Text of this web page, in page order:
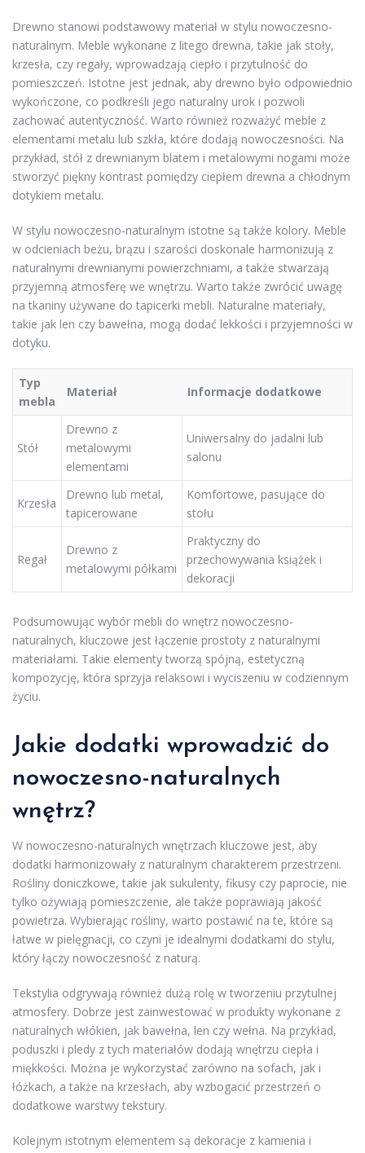
Drewno stanowi podstawowy materiał w stylu nowoczesno-
naturalnym. Meble wykonane z litego drewna, takie jak stoły,
krzesła, czy regały, wprowadzają ciepło i przytulność do
pomieszczeń. Istotne jest jednak, aby drewno było odpowiednio
wykończone, co podkreśli jego naturalny urok i pozwoli
zachować autentyczność. Warto również rozważyć meble z
elementami metalu lub szkła, które dodają nowoczesności. Na
przykład, stół z drewnianym blatem i metalowymi nogami może
stworzyć piękny kontrast pomiędzy ciepłem drewna a chłodnym
dotykiem metalu.
W stylu nowoczesno-naturalnym istotne są także kolory. Meble
w odcieniach beżu, brązu i szarości doskonale harmonizują z
naturalnymi drewnianymi powierzchniami, a także stwarzają
przyjemną atmosferę we wnętrzu. Warto także zwrócić uwagę
na tkaniny używane do tapicerki mebli. Naturalne materiały,
takie jak len czy bawełna, mogą dodać lekkości i przyjemności w
dotyku.
Typ
mebla
Materiał Informacje dodatkowe
Stół
Drewno z
metalowymi
elementami
Uniwersalny do jadalni lub
salonu
Krzesła
Drewno lub metal,
tapicerowane
Komfortowe, pasujące do
stołu
Regał
Drewno z
metalowymi półkami
Praktyczny do
przechowywania książek i
dekoracji
Podsumowując wybór mebli do wnętrz nowoczesno-
naturalnych, kluczowe jest łączenie prostoty z naturalnymi
materiałami. Takie elementy tworzą spójną, estetyczną
kompozycję, która sprzyja relaksowi i wyciszeniu w codziennym
życiu.
Jakie dodatki wprowadzić do
nowoczesno-naturalnych
wnętrz?
W nowoczesno-naturalnych wnętrzach kluczowe jest, aby
dodatki harmonizowały z naturalnym charakterem przestrzeni.
Rośliny doniczkowe, takie jak sukulenty, fikusy czy paprocie, nie
tylko ożywiają pomieszczenie, ale także poprawiają jakość
powietrza. Wybierając rośliny, warto postawić na te, które są
łatwe w pielęgnacji, co czyni je idealnymi dodatkami do stylu,
który łączy nowoczesność z naturą.
Tekstylia odgrywają również dużą rolę w tworzeniu przytulnej
atmosfery. Dobrze jest zainwestować w produkty wykonane z
naturalnych włókien, jak bawełna, len czy wełna. Na przykład,
poduszki i pledy z tych materiałów dodają wnętrzu ciepła i
miękkości. Można je wykorzystać zarówno na sofach, jak i
łóżkach, a także na krzesłach, aby wzbogacić przestrzeń o
dodatkowe warstwy tekstury.
Kolejnym istotnym elementem są dekoracje z kamienia i